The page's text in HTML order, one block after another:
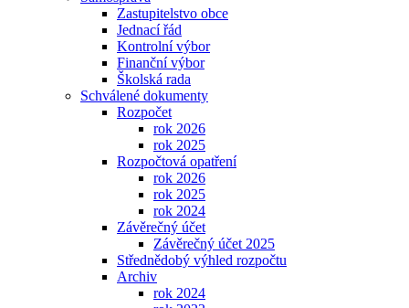
Zastupitelstvo obce
Jednací řád
Kontrolní výbor
Finanční výbor
Školská rada
Schválené dokumenty
Rozpočet
rok 2026
rok 2025
Rozpočtová opatření
rok 2026
rok 2025
rok 2024
Závěrečný účet
Závěrečný účet 2025
Střednědobý výhled rozpočtu
Archiv
rok 2024